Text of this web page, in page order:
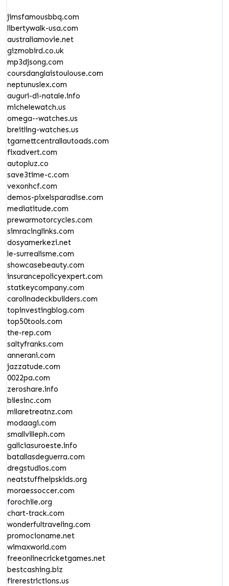
jimsfamousbbq.com
libertywalk-usa.com
australiamovie.net
gizmobird.co.uk
mp3djsong.com
coursdanglaistoulouse.com
neptunuslex.com
auguri-di-natale.info
michelewatch.us
omega--watches.us
breitling-watches.us
tgarnettcentrallautoads.com
fixadvert.com
autopluz.co
save3time-c.com
vexonhcf.com
demos-pixelsparadise.com
mediatitude.com
prewarmotorcycles.com
simracinglinks.com
dosyamerkezi.net
le-surrealisme.com
showcasebeauty.com
insurancepolicyexpert.com
statkeycompany.com
carolinadeckbuilders.com
topinvestingblog.com
top50tools.com
the-rep.com
saltyfranks.com
annerani.com
jazzatude.com
0022pa.com
zeroshare.info
bilesinc.com
milaretreatnz.com
modaagi.com
smallvilleph.com
galiciasuroeste.info
batallasdeguerra.com
dregstudios.com
neatstuffhelpskids.org
moraessoccer.com
forochile.org
chart-track.com
wonderfultraveling.com
promocioname.net
wimaxworld.com
freeonlinecricketgames.net
bestcashing.biz
firerestrictions.us